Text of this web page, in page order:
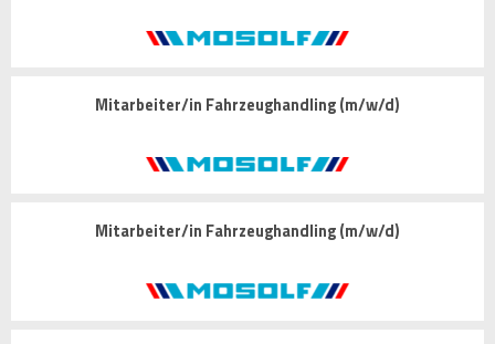
Mitarbeiter/in Fahrzeughandling (m/w/d)
Mitarbeiter/in Fahrzeughandling (m/w/d)